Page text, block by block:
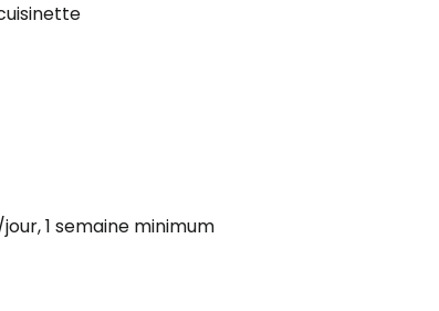
1 semaine minimum